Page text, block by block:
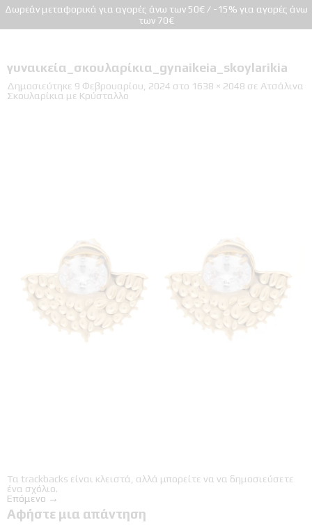
Δωρεάν μεταφορικά για αγορές άνω των 50€ / -15% για αγορές άνω
των 70€
γυναικεία_σκουλαρίκια_gynaikeia_skoylarikia
Δημοσιεύτηκε 9 Φεβρουαρίου, 2024 στο 1638 × 2048 σε Ατσάλινα
Σκουλαρίκια με Κρύσταλλο
Τα trackbacks είναι κλειστά, αλλά μπορείτε να να δημοσιεύσετε
ένα σχόλιο.
Επόμενο →
Αφήστε μια απάντηση